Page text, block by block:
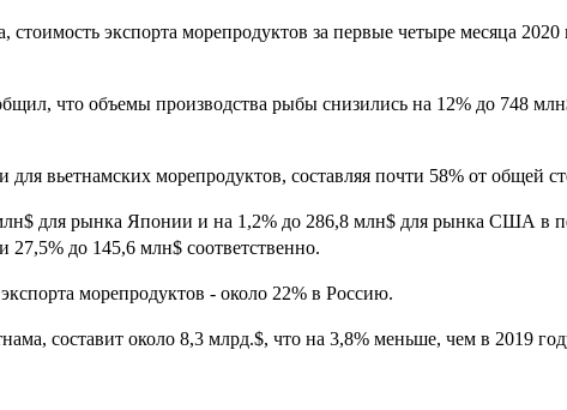
экспорта морепродуктов за первые четыре месяца
что объемы производства рыбы снизились на 12% до 748
морепродуктов, составляя почти 58% от общей
для рынка Японии и на 1,2% до 286,8 млн$ для рынка США в
27,5% до 145,6 млн$ соответственно.
морепродуктов - около 22% в Россию.
составит около 8,3 млрд.$, что на 3,8% меньше, чем в 2019